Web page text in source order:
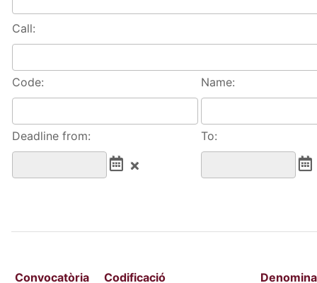
Call:
Code: Name:
Deadline from: To:
Convocatòria Codificació